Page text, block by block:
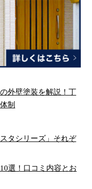
外壁塗装を解説！丁
制
タシリーズ」それぞ
選！口コミ内容とお